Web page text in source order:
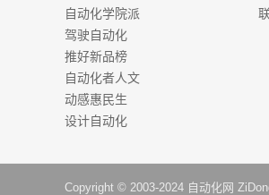
自动化学院派
驾驶自动化
推好新品榜
自动化者人文
动感惠民生
设计自动化
Copyright © 2003-2024 自动化网